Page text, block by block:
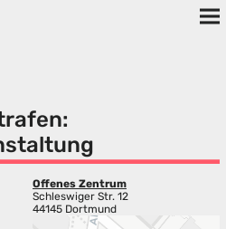
Offenes Zentrum
Schleswiger Str. 12
44145 Dortmund